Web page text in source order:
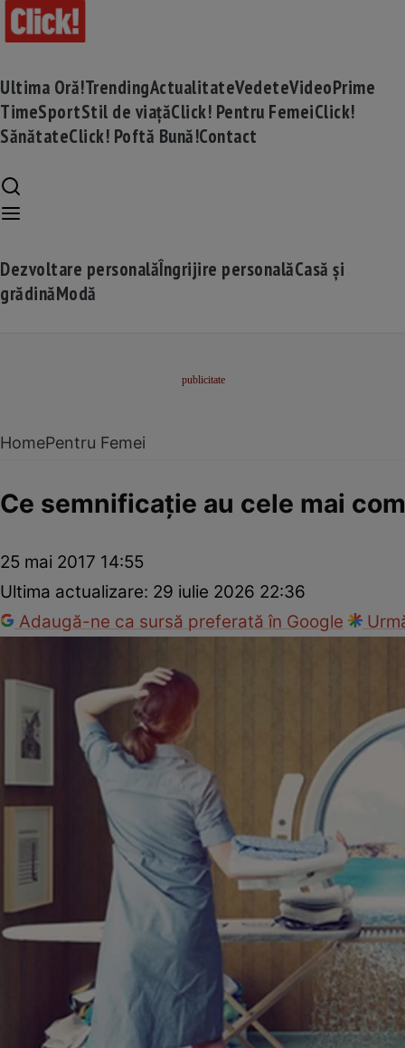
Ultima Oră!TrendingActualitateVedeteVideoPrime
TimeSportStil de viațăClick! Pentru FemeiClick!
SănătateClick! Poftă Bună!Contact
Dezvoltare personalăÎngrijire personalăCasă și
grădinăModă
HomePentru Femei
Ce semnificaţie au cele mai
25 mai 2017 14:55
Ultima actualizare: 29 iulie 2026 22:36
Adaugă-ne ca sursă preferată în Google